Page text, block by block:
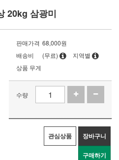
20kg 삼광미
판매가격 68,000원
배송비
(무료)
지역별
상품 무게
수량
관심상품 장바구니
구매하기